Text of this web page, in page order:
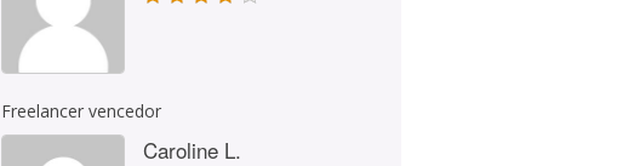
Freelancer vencedor
Caroline L.